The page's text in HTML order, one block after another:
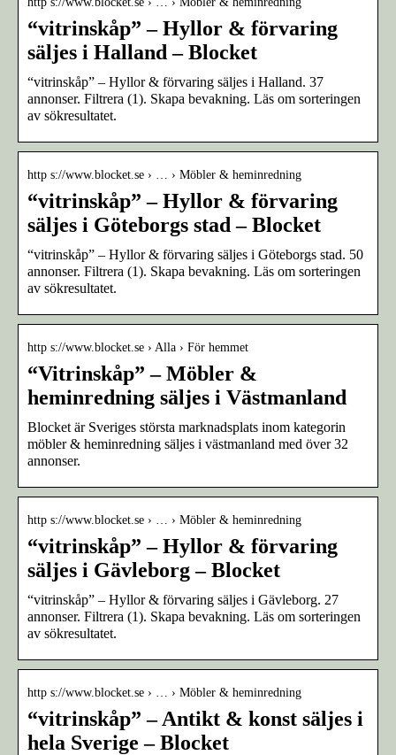
“vitrinskåp” – Hyllor & förvaring
säljes i Halland – Blocket
“vitrinskåp” – Hyllor & förvaring säljes i Halland. 37
annonser. Filtrera (1). Skapa bevakning. Läs om sorteringen
av sökresultatet.
http s://www.blocket.se › … › Möbler & heminredning
“vitrinskåp” – Hyllor & förvaring
säljes i Göteborgs stad – Blocket
“vitrinskåp” – Hyllor & förvaring säljes i Göteborgs stad. 50
annonser. Filtrera (1). Skapa bevakning. Läs om sorteringen
av sökresultatet.
http s://www.blocket.se › Alla › För hemmet
“Vitrinskåp” – Möbler &
heminredning säljes i Västmanland
Blocket är Sveriges största marknadsplats inom kategorin
möbler & heminredning säljes i västmanland med över 32
annonser.
http s://www.blocket.se › … › Möbler & heminredning
“vitrinskåp” – Hyllor & förvaring
säljes i Gävleborg – Blocket
“vitrinskåp” – Hyllor & förvaring säljes i Gävleborg. 27
annonser. Filtrera (1). Skapa bevakning. Läs om sorteringen
av sökresultatet.
http s://www.blocket.se › … › Möbler & heminredning
“vitrinskåp” – Antikt & konst säljes i
hela Sverige – Blocket